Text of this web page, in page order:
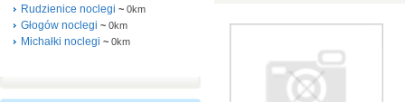
Rudzienice noclegi ~ 0km
Głogów noclegi ~ 0km
Michałki noclegi ~ 0km